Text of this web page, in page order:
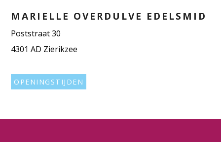
MARIELLE OVERDULVE EDELSMID
Poststraat 30
4301 AD Zierikzee
OPENINGSTIJDEN